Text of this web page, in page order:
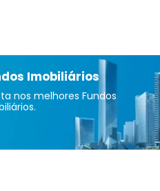
Imobiliários
nos melhores Fundos